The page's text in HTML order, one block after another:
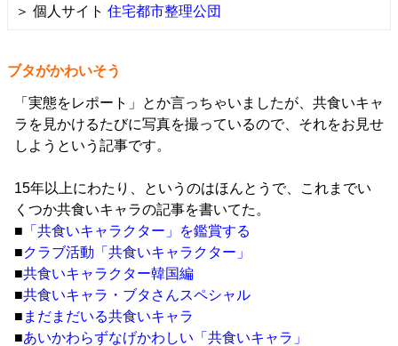
＞ 個人サイト 住宅都市整理公団
ブタがかわいそう
「実態をレポート」とか言っちゃいましたが、共食いキャ
ラを見かけるたびに写真を撮っているので、それをお見せ
しようという記事です。
15年以上にわたり、というのはほんとうで、これまでい
くつか共食いキャラの記事を書いてた。
■ 「共食いキャラクター」を鑑賞する
■クラブ活動「共食いキャラクター」
■共食いキャラクター韓国編
■共食いキャラ・ブタさんスペシャル
■ まだまだいる共食いキャラ
■あいかわらずなげかわしい「共食いキャラ」